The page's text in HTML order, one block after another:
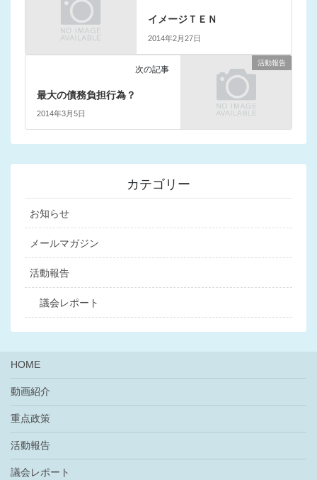
イメージＴＥＮ
2014年2月27日
活動報告
次の記事
最大の債務負担行為？
2014年3月5日
カテゴリー
お知らせ
メールマガジン
活動報告
議会レポート
HOME
動画紹介
重点政策
活動報告
議会レポート